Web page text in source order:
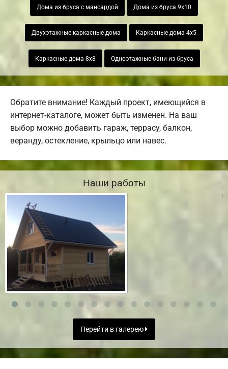
Дома из бруса с мансардой Дома из бруса 9х10
Двухэтажные каркасные дома Каркасные дома 4х5
Каркасные дома 8х8 Одноэтажные бани из бруса
Обратите внимание! Каждый проект, имеющийся в
интернет-каталоге, может быть изменен. На ваш
выбор можно добавить гараж, террасу, балкон,
веранду, остекление, крыльцо или навес.
Наши работы
Перейти в галерею